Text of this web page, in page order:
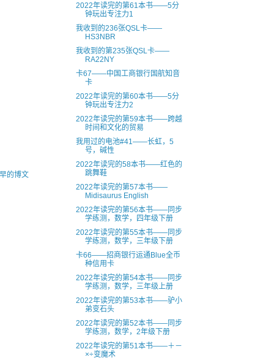
的博文
2022年读完的第61本书——5分
钟玩出专注力1
我收到的236张QSL卡——
HS3NBR
我收到的第235张QSL卡——
RA22NY
卡67——中国工商银行国航知音
卡
2022年读完的第60本书——5分
钟玩出专注力2
2022年读完的第59本书——跨越
时间和文化的贸易
我用过的电池#41——长虹，5
号，碱性
2022年读完的58本书——红色的
跳舞鞋
2022年读完的第57本书——
Midisaurus English
2022年读完的第56本书——同步
学练测，数学，四年级下册
2022年读完的第55本书——同步
学练测，数学，三年级下册
卡66——招商银行运通Blue全币
种信用卡
2022年读完的第54本书——同步
学练测，数学，三年级上册
2022年读完的第53本书——驴小
弟变石头
2022年读完的第52本书——同步
学练测，数学，2年级下册
2022年读完的第51本书——＋－
×÷变魔术